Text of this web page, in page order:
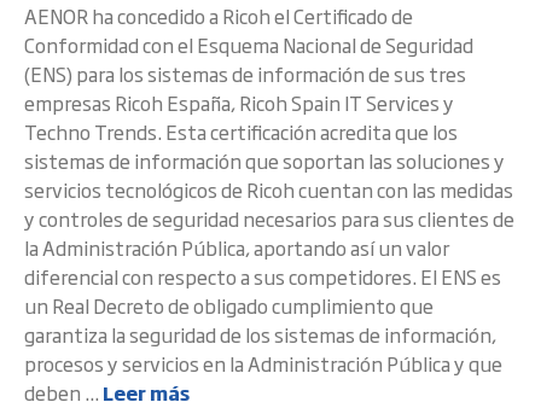
AENOR ha concedido a Ricoh el Certificado de
Conformidad con el Esquema Nacional de Seguridad
(ENS) para los sistemas de información de sus tres
empresas Ricoh España, Ricoh Spain IT Services y
Techno Trends. Esta certificación acredita que los
sistemas de información que soportan las soluciones y
servicios tecnológicos de Ricoh cuentan con las medidas
y controles de seguridad necesarios para sus clientes de
la Administración Pública, aportando así un valor
diferencial con respecto a sus competidores. El ENS es
un Real Decreto de obligado cumplimiento que
garantiza la seguridad de los sistemas de información,
procesos y servicios en la Administración Pública y que
deben ... Leer más